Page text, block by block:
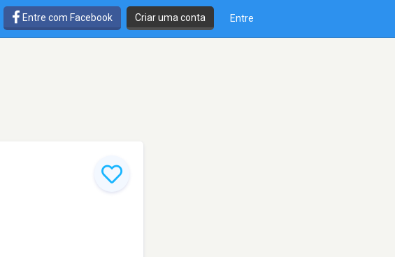
Entre com Facebook Criar uma conta Entre